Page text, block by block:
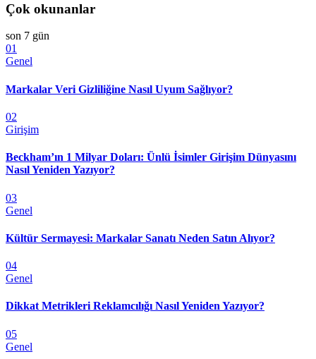
Çok okunanlar
son 7 gün
01
Genel
Markalar Veri Gizliliğine Nasıl Uyum Sağlıyor?
02
Girişim
Beckham’ın 1 Milyar Doları: Ünlü İsimler Girişim Dünyasını
Nasıl Yeniden Yazıyor?
03
Genel
Kültür Sermayesi: Markalar Sanatı Neden Satın Alıyor?
04
Genel
Dikkat Metrikleri Reklamcılığı Nasıl Yeniden Yazıyor?
05
Genel